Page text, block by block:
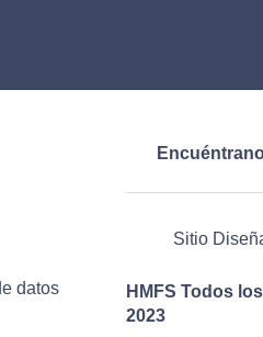
datos
Sitio
HMFS Todos
2023